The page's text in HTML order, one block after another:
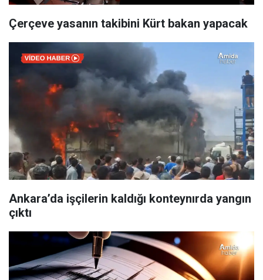
Çerçeve yasanın takibini Kürt bakan yapacak
Ankara’da işçilerin kaldığı konteynırda yangın
çıktı